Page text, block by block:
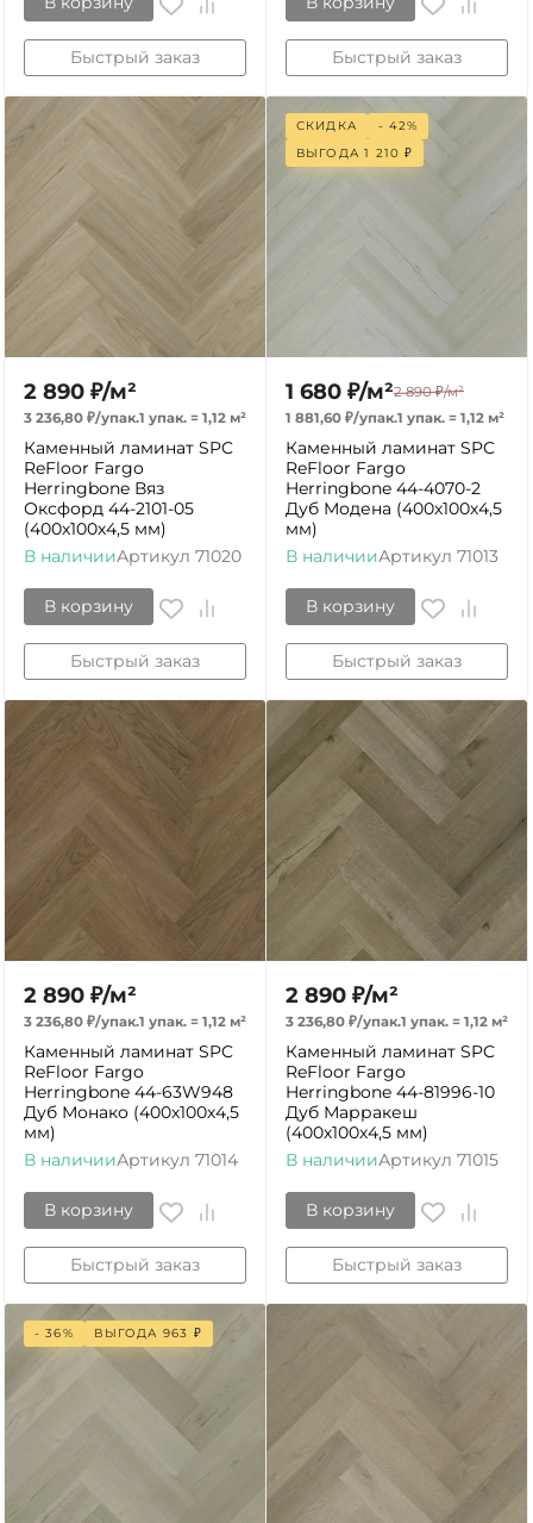
Быстрый заказ Быстрый заказ
2 890 ₽/м²
3 236,80 ₽/упак.1 упак. = 1,12 м²
Каменный ламинат SPC
ReFloor Fargo
Herringbone Вяз
Оксфорд 44-2101-05
(400х100х4,5 мм)
В наличииАртикул 71020
В корзину
Быстрый заказ
СКИДКА
- 42%
ВЫГОДА1 210 ₽
1 680 ₽/м²2 890 ₽/м²
1 881,60 ₽/упак.1 упак. = 1,12 м²
Каменный ламинат SPC
ReFloor Fargo
Herringbone 44-4070-2
Дуб Модена (400х100х4,5
мм)
В наличииАртикул 71013
В корзину
Быстрый заказ
2 890 ₽/м²
3 236,80 ₽/упак.1 упак. = 1,12 м²
Каменный ламинат SPC
ReFloor Fargo
Herringbone 44-63W948
Дуб Монако (400х100х4,5
мм)
В наличииАртикул 71014
В корзину
Быстрый заказ
2 890 ₽/м²
3 236,80 ₽/упак.1 упак. = 1,12 м²
Каменный ламинат SPC
ReFloor Fargo
Herringbone 44-81996-10
Дуб Марракеш
(400х100х4,5 мм)
В наличииАртикул 71015
В корзину
Быстрый заказ
- 36% ВЫГОДА 963 ₽